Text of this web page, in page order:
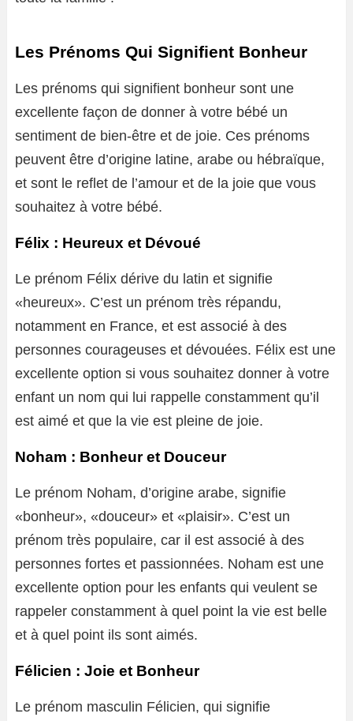
Les Prénoms Qui Signifient Bonheur
Les prénoms qui signifient bonheur sont une
excellente façon de donner à votre bébé un
sentiment de bien-être et de joie. Ces prénoms
peuvent être d’origine latine, arabe ou hébraïque,
et sont le reflet de l’amour et de la joie que vous
souhaitez à votre bébé.
Félix : Heureux et Dévoué
Le prénom Félix dérive du latin et signifie
«heureux». C’est un prénom très répandu,
notamment en France, et est associé à des
personnes courageuses et dévouées. Félix est une
excellente option si vous souhaitez donner à votre
enfant un nom qui lui rappelle constamment qu’il
est aimé et que la vie est pleine de joie.
Noham : Bonheur et Douceur
Le prénom Noham, d’origine arabe, signifie
«bonheur», «douceur» et «plaisir». C’est un
prénom très populaire, car il est associé à des
personnes fortes et passionnées. Noham est une
excellente option pour les enfants qui veulent se
rappeler constamment à quel point la vie est belle
et à quel point ils sont aimés.
Félicien : Joie et Bonheur
Le prénom masculin Félicien, qui signifie